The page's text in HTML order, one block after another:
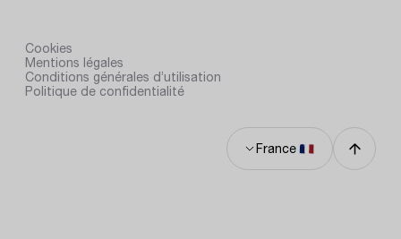
France
Cookies
Mentions légales
Conditions générales d’utilisation
Politique de confidentialité